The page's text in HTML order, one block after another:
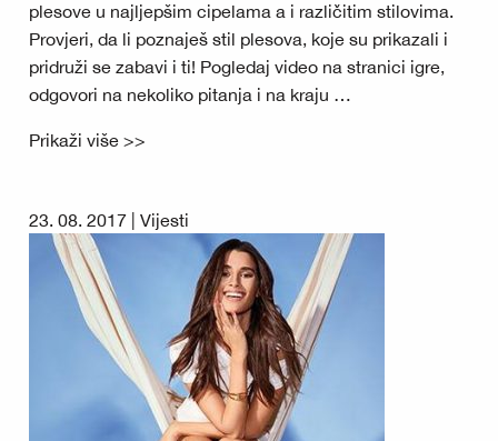
plesove u najljepšim cipelama a i različitim stilovima.
Provjeri, da li poznaješ stil plesova, koje su prikazali i
pridruži se zabavi i ti! Pogledaj video na stranici igre,
odgovori na nekoliko pitanja i na kraju …
Prikaži više >>
23. 08. 2017 | Vijesti